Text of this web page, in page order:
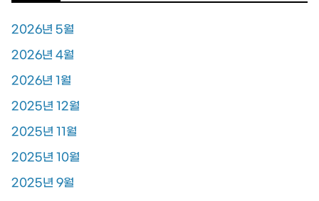
2026년 5월
2026년 4월
2026년 1월
2025년 12월
2025년 11월
2025년 10월
2025년 9월